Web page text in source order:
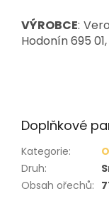
VÝROBCE:
Hodonín 695
Doplňkové
Kategorie:
Druh:
Obsah ořechů: